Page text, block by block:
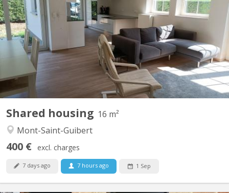
Shared housing 16 m²
Mont-Saint-Guibert
400 € excl. charges
7 days ago 7 hours ago 1 Sep
2 chambres à louer dans villa lumineuse et moderne, proche de
Louvain-la-Neuve (7 km) et de l'Axis Parc ( 4 km). Bus 34 pour
Louvain-la-Neuve à 30 mètres ; parking extérieur : 480€ par mois,
charges comprises. Pour non-fumeur ou fumeur uniquement en
extérieur. Les autres chambres sont occupées par...